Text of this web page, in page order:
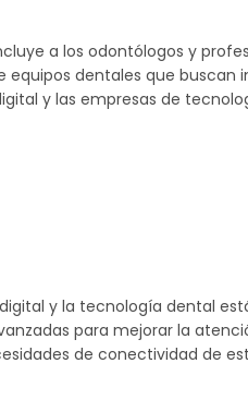
a los odontólogos y
dentales que
y las empresas de
y la tecnología dental
para mejorar la
de conectividad de